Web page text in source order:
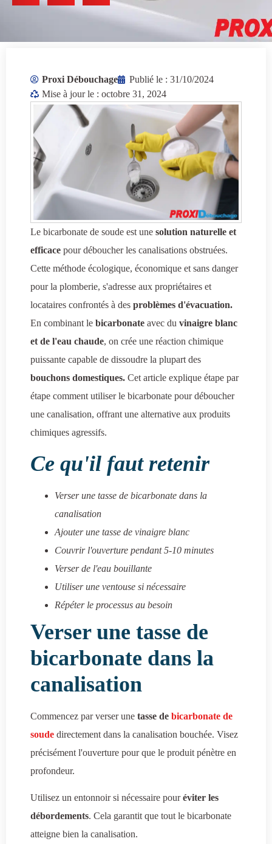
Proxi Débouchage Publié le : 31/10/2024
Mise à jour le : octobre 31, 2024
Le bicarbonate de soude est une solution naturelle et
efficace pour déboucher les canalisations obstruées.
Cette méthode écologique, économique et sans danger
pour la plomberie, s'adresse aux propriétaires et
locataires confrontés à des problèmes d'évacuation.
En combinant le bicarbonate avec du vinaigre blanc
et de l'eau chaude, on crée une réaction chimique
puissante capable de dissoudre la plupart des
bouchons domestiques. Cet article explique étape par
étape comment utiliser le bicarbonate pour déboucher
une canalisation, offrant une alternative aux produits
chimiques agressifs.
Ce qu'il faut retenir
Verser une tasse de bicarbonate dans la
canalisation
Ajouter une tasse de vinaigre blanc
Couvrir l'ouverture pendant 5-10 minutes
Verser de l'eau bouillante
Utiliser une ventouse si nécessaire
Répéter le processus au besoin
Verser une tasse de
bicarbonate dans la
canalisation
Commencez par verser une tasse de bicarbonate de
soude directement dans la canalisation bouchée. Visez
précisément l'ouverture pour que le produit pénètre en
profondeur.
Utilisez un entonnoir si nécessaire pouréviter les
débordements. Cela garantit que tout le bicarbonate
atteigne bien la canalisation.